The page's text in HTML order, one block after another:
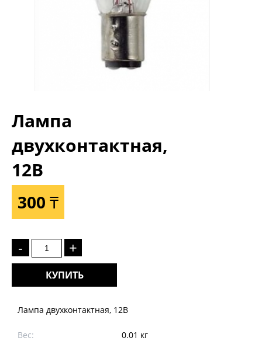
Лампа
двухконтактная,
12В
300 ₸
- +
КУПИТЬ
Лампа двухконтактная, 12В
Вес:
0.01 кг